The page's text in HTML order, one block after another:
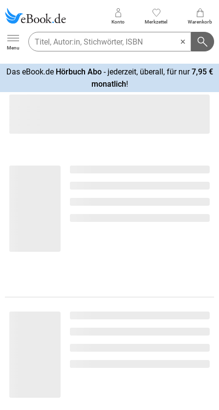
Ebook.de
Menu
Konto Merkzettel Warenkorb
Das eBook.de Hörbuch Abo- jederzeit, überall, für nur7,95 €
monatlich!